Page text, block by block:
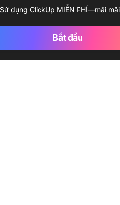
Sử dụng ClickUp MIỄN PHÍ—mãi mãi
Bắt đầu